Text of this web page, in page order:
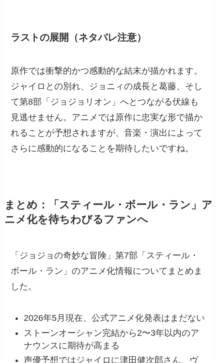
ラストの展開（ネタバレ注意）
原作では衝撃的かつ感動的な結末が描かれます。
ジャイロとの別れ、ジョニィの成長と葛藤、そし
て第8部「ジョジョリオン」へとつながる伏線も
見逃せません。アニメでは原作に忠実な形で描か
れることが予想されますが、音楽・演出によって
さらに感動的になることを期待したいですね。
まとめ：「スティール・ボール・ラン」ア
ニメ化を待ちわびるファンへ
「ジョジョの奇妙な冒険」第7部「スティール・
ボール・ラン」のアニメ化情報についてまとめま
した。
2026年5月現在、公式アニメ化発表はまだない
ストーンオーシャン完結から2〜3年以内のア
ナウンスに期待が高まる
声優予想ではジャイロに津田健次郎さん、ヴ